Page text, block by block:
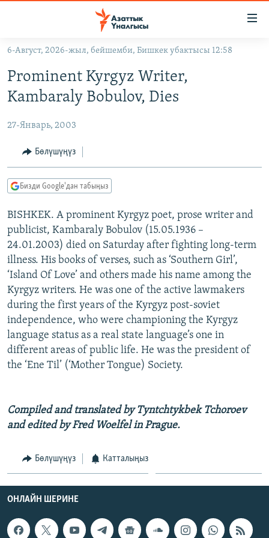
Навигацияга
өтүңүз
салыңыз
САЯСАТ
ЭКОНОМИКА
ДҮЙНӨ
БОРБОР АЗИЯ
УКРАИНА
АТАЙЫН ИЛИКТӨӨ
БҮГҮН АЗАТТЫКТА
ЭКСПЕРТТЕР ТАЛДАЙТ
БИЗ ЖАНА ДҮЙНӨ
ДАНИСТЕ
ЭЖЕ-СИҢДИЛЕР
АЗАТТЫК+
ЫҢГАЙСЫЗ СУРООЛОР
ПОДКАСТ
ӨЗГӨЧӨ ПИКИР
Русский
ОНЛАЙН ШЕРИНЕ
ЭЕ/АРнун бардык сайттары
6-Август, 2026-жыл, бейшемби, Бишкек убактысы 12:58
Prominent Kyrgyz Writer,
Kambaraly Bobulov, Dies
27-Январь, 2003
Бөлүшүңүз
Бизди Google'дан табыңыз
BISHKEK. A prominent Kyrgyz poet, prose writer and
publicist, Kambaraly Bobulov (15.05.1936 –
24.01.2003) died on Saturday after fighting long-term
illness. His books of verses, such as ‘Southern Girl’,
‘Island Of Love’ and others made his name among the
Kyrgyz writers. He was one of the active lawmakers
during the first years of the Kyrgyz post-soviet
independence, who were championing the Kyrgyz
language status as a real state language’s one in
different areas of public life. He was the president of
the ‘Ene Til’ (‘Mother Tongue) Society.
Compiled and translated by Tyntchtykbek Tchoroev
and edited by Fred Woelfel in Prague.
Бөлүшүңүз Катталыңыз
ОНЛАЙН ШЕРИНЕ